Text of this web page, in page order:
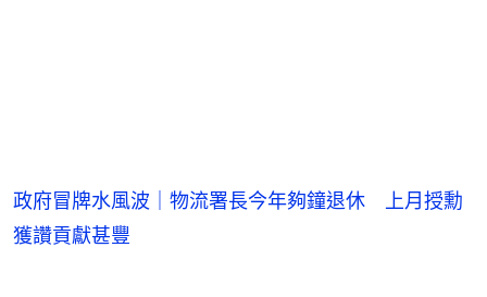
政府冒牌水風波｜物流署長今年夠鐘退休 上月授勳
獲讚貢獻甚豐